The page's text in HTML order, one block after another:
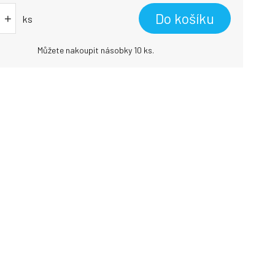
+ ks Do košíku
Můžete nakoupit násobky 10 ks.